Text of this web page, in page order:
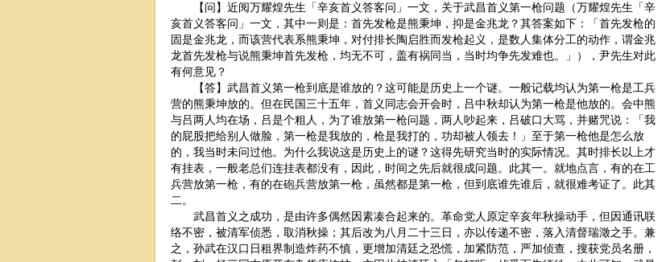
【问】近阅万耀煌先生「辛亥首义答客问」一文，关于武昌首义第一枪问题（万耀煌先生「辛
亥首义答客问」一文，其中一则是：首先发枪是熊秉坤，抑是金兆龙？其答案如下：「首先发枪的
固是金兆龙，而该营代表系熊秉坤，对付排长陶启胜而发枪起义，是数人集体分工的动作，谓金兆
龙首先发枪与说熊秉坤首先发枪，均无不可，盖有祸同当，当时均争先发难也。」），尹先生对此
有何意见？
【答】武昌首义第一枪到底是谁放的？这可能是历史上一个谜。一般记载均认为第一枪是工兵
营的熊秉坤放的。但在民国三十五年，首义同志会开会时，吕中秋却认为第一枪是他放的。会中熊
与吕两人均在场，吕是个粗人，为了谁放第一枪问题，两人吵起来，吕破口大骂，并赌咒说：「我
的屁股把给别人做脸，第一枪是我放的，枪是我打的，功却被人领去！」至于第一枪他是怎么放
的，我当时未问过他。为什么我说这是历史上的谜？这得先研究当时的实际情况。其时排长以上才
有挂表，一般老总们连挂表都没有，因此，时间之先后就很成问题。此其一。就地点言，有的在工
兵营放第一枪，有的在砲兵营放第一枪，虽然都是第一枪，但到底谁先谁后，就很难考证了。此其
二。
武昌首义之成功，是由许多偶然因素凑合起来的。革命党人原定辛亥年秋操动手，但因通讯联
络不密，被清军侦悉，取消秋操；其后改为八月二十三日，亦以传递不密，落入清督瑞澂之手。兼
之，孙武在汉口日租界制造炸药不慎，更增加清廷之恐慌，加紧防范，严加侦查，搜获党员名册，